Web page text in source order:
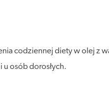
codziennej diety w olej z
u osób dorosłych.